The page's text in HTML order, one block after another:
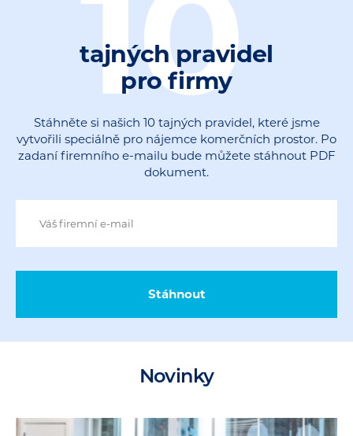
tajných pravidel
pro firmy
Stáhněte si našich 10 tajných pravidel, které jsme
vytvořili speciálně pro nájemce komerčních prostor. Po
zadaní firemního e-mailu bude můžete stáhnout PDF
dokument.
Novinky